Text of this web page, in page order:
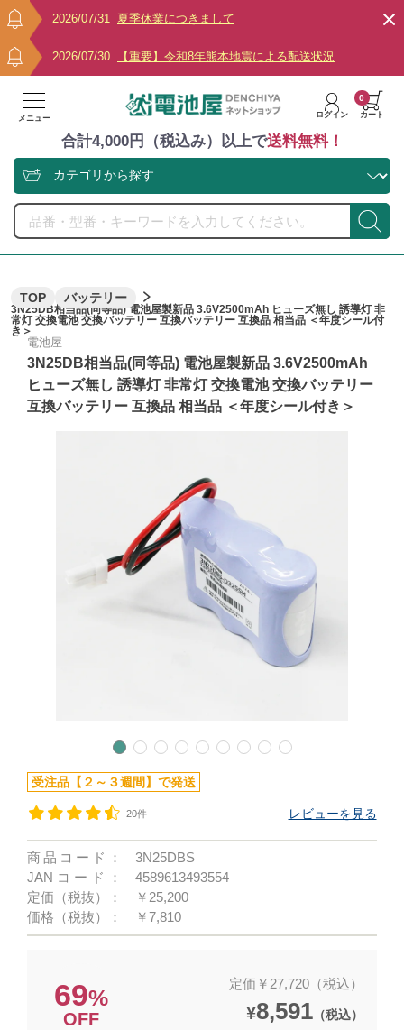
2026/07/31 夏季休業につきまして
2026/07/30 【重要】令和8年熊本地震による配送状況
メニュー ログイン カート
0
合計4,000円（税込み）以上で送料無料！
TOP バッテリー
3N25DB相当品(同等品) 電池屋製新品 3.6V2500mAh ヒューズ無し 誘導灯 非
常灯 交換電池 交換バッテリー 互換バッテリー 互換品 相当品 ＜年度シール付
き＞
電池屋
3N25DB相当品(同等品) 電池屋製新品 3.6V2500mAh
ヒューズ無し 誘導灯 非常灯 交換電池 交換バッテリー
互換バッテリー 互換品 相当品 ＜年度シール付き＞
受注品【２～３週間】で発送
20件 レビューを見る
商品コード：
3N25DBS
JANコード：
4589613493554
定価（税抜）：
￥25,200
価格（税抜）：
￥7,810
69%
OFF
定価￥27,720（税込）
¥8,591（税込）